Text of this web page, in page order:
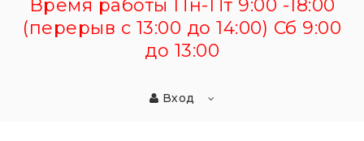
Время работы Пн-Пт 9:00 -18:00
(перерыв с 13:00 до 14:00) Сб 9:00
до 13:00
Вход